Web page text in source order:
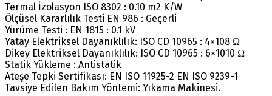
Termal İzolasyon ISO 8302 : 0.10 m2 K/W
Ölçüsel Kararlılık Testi EN 986 : Geçerli
Yürüme Testi : EN 1815 : 0.1 kV
Yatay Elektriksel Dayanıklılık: ISO CD 10965 : 4×108 Ω
Dikey Elektriksel Dayanıklılık: ISO CD 10965 : 6×1010 Ω
Statik Yükleme : Antistatik
Ateşe Tepki Sertifikası: EN ISO 11925-2 EN ISO 9239-1
Tavsiye Edilen Bakım Yöntemi: Yıkama Makinesi.